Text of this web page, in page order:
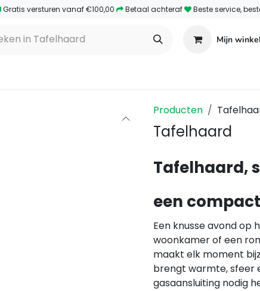
​Gratis versturen vanaf €100,00 ​Betaal achteraf ​Beste service,
Mijn
Producten
Tafelhaard
Tafelhaard,
een
Een knusse avond op
woonkamer of een
maakt elk moment
brengt warmte, sfeer
gasaansluiting nodig